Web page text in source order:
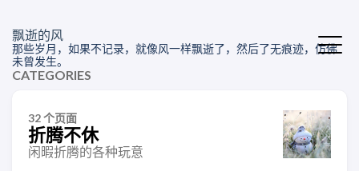
飘逝的风
那些岁月，如果不记录，就像风一样飘逝了，然后了无痕迹，仿佛
未曾发生。
CATEGORIES
32 个页面
折腾不休
闲暇折腾的各种玩意